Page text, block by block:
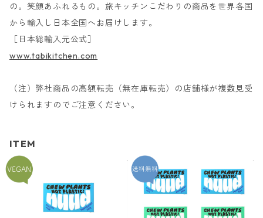
の。笑顔あふれるもの。旅キッチンこだわりの商品を世界各国
から輸入し日本全国へお届けします。
［日本総輸入元公式］
www.tabikitchen.com
（注）弊社商品の高額転売（無在庫転売）の店舗様が複数見受
けられますのでご注意ください。
ITEM